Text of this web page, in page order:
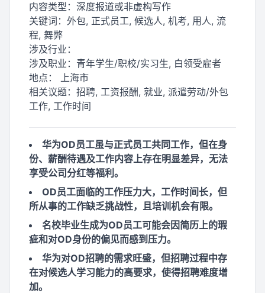
内容类型： 深度报道或非虚构写作
关键词： 外包, 正式员工, 候选人, 机考, 用人, 流
程, 舞弊
涉及行业：
涉及职业： 青年学生/职校/实习生, 白领受雇者
地点： 上海市
相关议题： 招聘, 工资报酬, 就业, 派遣劳动/外包
工作, 工作时间
华为OD员工虽与正式员工共同工作，但在身
份、薪酬待遇及工作内容上存在明显差异，无法
享受公司分红等福利。
OD员工面临的工作压力大，工作时间长，但
所从事的工作缺乏挑战性，且培训机会有限。
名校毕业生成为OD员工可能会因简历上的瑕
疵和对OD身份的偏见而感到压力。
华为对OD招聘的需求旺盛，但招聘过程中存
在对候选人学习能力的高要求，使得招聘难度增
加。